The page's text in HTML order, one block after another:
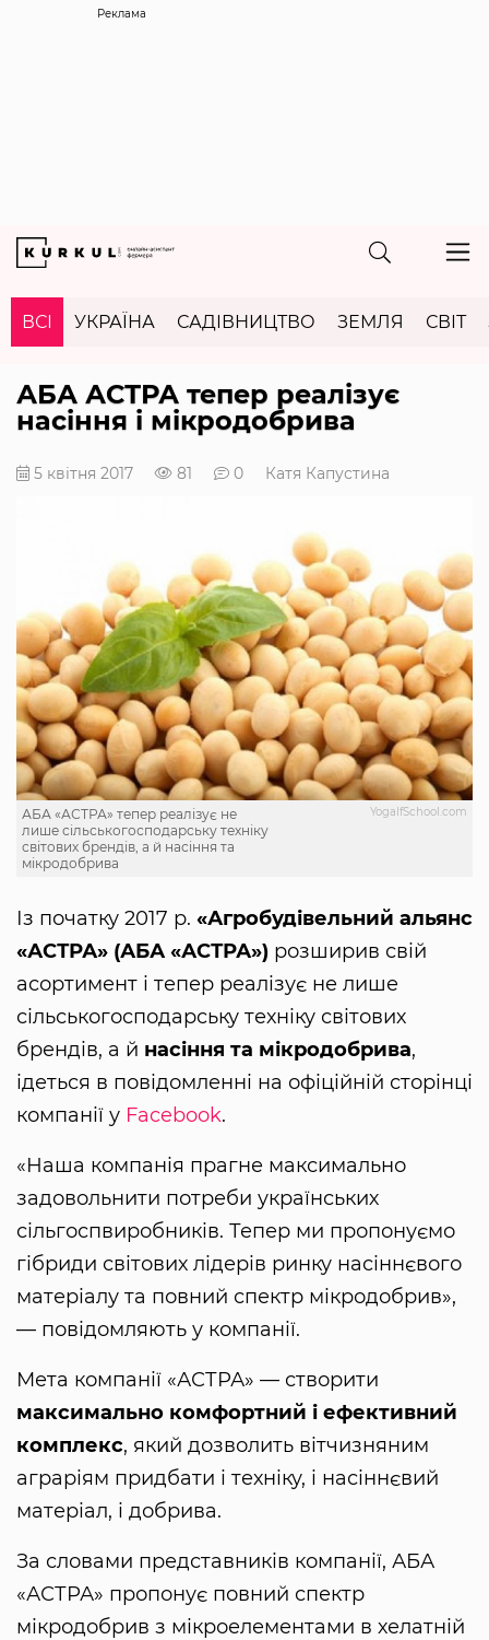
Реклама
ВСІ УКРАЇНА САДІВНИЦТВО ЗЕМЛЯ СВІТ
АБА АСТРА тепер реалізує
насіння і мікродобрива
5 квітня 2017 81 0 Катя Капустина
YogaIfSchool.com
АБА «АСТРА» тепер реалізує не
лише сільськогосподарську техніку
світових брендів, а й насіння та
мікродобрива
Із початку 2017 р. «Агробудівельний альянс
«АСТРА» (АБА «АСТРА») розширив свій
асортимент і тепер реалізує не лише
сільськогосподарську техніку світових
брендів, а й насіння та мікродобрива,
ідеться в повідомленні на офіційній сторінці
компанії у Facebook.
«Наша компанія прагне максимально
задовольнити потреби українських
сільгоспвиробників. Тепер ми пропонуємо
гібриди світових лідерів ринку насіннєвого
матеріалу та повний спектр мікродобрив»,
— повідомляють у компанії.
Мета компанії «АСТРА» — створити
максимально комфортний і ефективний
комплекс, який дозволить вітчизняним
аграріям придбати і техніку, і насіннєвий
матеріал, і добрива.
За словами представників компанії, АБА
«АСТРА» пропонує повний спектр
мікродобрив з мікроелементами в хелатній